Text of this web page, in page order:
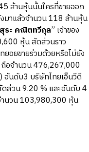
ล้านหุ้นนั้นใครที่ขายออก
มาแล้วจำนวน 118 ล้านหุ้น
ระ คณิตทวีกุล” เจ้าของ
หุ้น สัดส่วนราว
อยขายร่วมด้วยหรือไม่ยัง
อจำนวน 476,267,000
นดับ3 บริษัทไทยเอ็นวีดี
ส่วน 9.20 % และอันดับ 4
ำนวน 103,980,300 หุ้น